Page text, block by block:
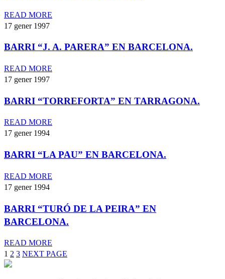
READ MORE
17 gener 1997
BARRI “J. A. PARERA” EN BARCELONA.
READ MORE
17 gener 1997
BARRI “TORREFORTA” EN TARRAGONA.
READ MORE
17 gener 1994
BARRI “LA PAU” EN BARCELONA.
READ MORE
17 gener 1994
BARRI “TURÓ DE LA PEIRA” EN
BARCELONA.
READ MORE
1 2 3 NEXT PAGE